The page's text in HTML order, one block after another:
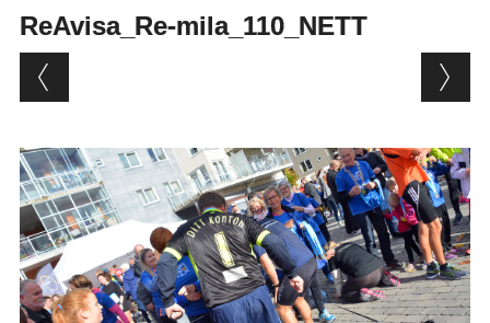
ReAvisa_Re-mila_110_NETT